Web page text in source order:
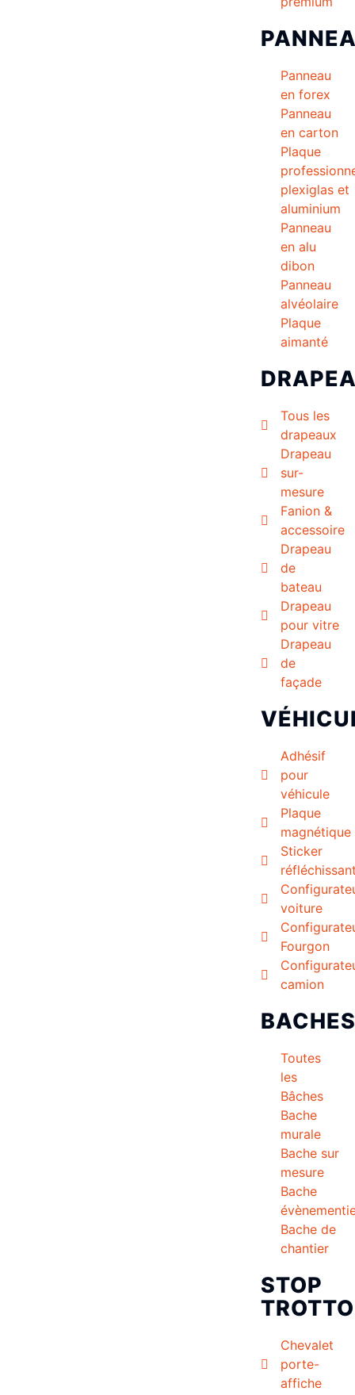
Panneau
en forex
Panneau
en carton
Plaque
plexiglas et
aluminium
Panneau
en alu
dibon
Panneau
alvéolaire
Plaque
aimanté
Tous les
drapeaux
Drapeau
sur-
mesure
Fanion &
accessoire
Drapeau
de
bateau
Drapeau
pour vitre
Drapeau
de
façade
Adhésif
pour
véhicule
Plaque
magnétique
Sticker
voiture
Fourgon
camion
BACHES
Toutes
les
Bâches
Bache
murale
Bache sur
mesure
Bache
Bache de
chantier
STOP
Chevalet
porte-
affiche